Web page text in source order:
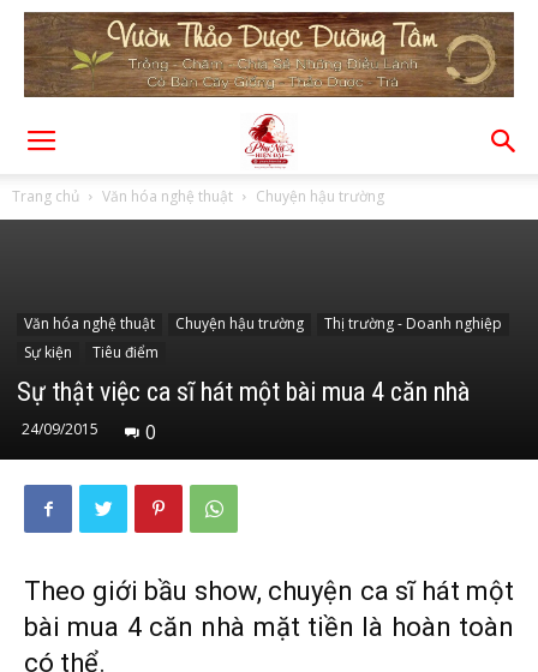
Trang chủ Văn hóa nghệ thuật Chuyện hậu trường
Văn hóa nghệ thuật Chuyện hậu trường
Thị trường - Doanh nghiệp
Sự kiện
Tiêu điểm
Sự thật việc ca sĩ hát một bài mua 4 căn nhà
24/09/2015 0
Theo giới bầu show, chuyện ca sĩ hát một
bài mua 4 căn nhà mặt tiền là hoàn toàn
có thể.